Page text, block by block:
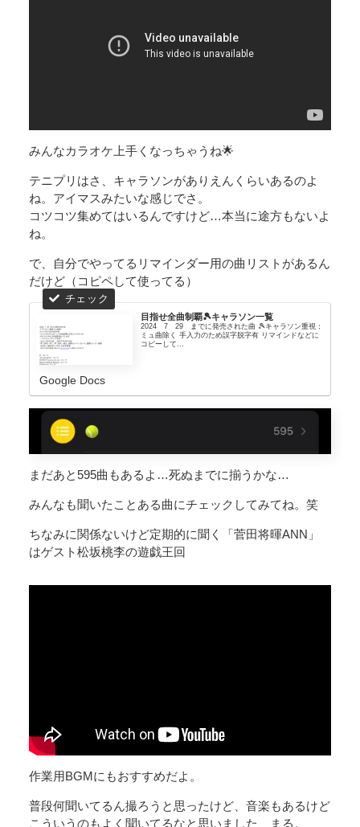
みんなカラオケ上手くなっちゃうね🌟
テニプリはさ、キャラソンがありえんくらいあるのよ
ね。アイマスみたいな感じでさ。
コツコツ集めてはいるんですけど…本当に途方もないよ
ね。
で、自分でやってるリマインダー用の曲リストがあるん
だけど（コピペして使ってる）
目指せ全曲制覇🎾キャラソン一覧
2024 7 29 までに発売された曲 🎾キャラソン重視：
ミュ曲除く 手入力のため誤字脱字有 リマインドなどに
コピーして...
Google Docs
まだあと595曲もあるよ…死ぬまでに揃うかな…
みんなも聞いたことある曲にチェックしてみてね。笑
ちなみに関係ないけど定期的に聞く「菅田将暉ANN」
はゲスト松坂桃李の遊戯王回
作業用BGMにもおすすめだよ。
普段何聞いてるん撮ろうと思ったけど、音楽もあるけど
こういうのもよく聞いてるなと思いました、まる。